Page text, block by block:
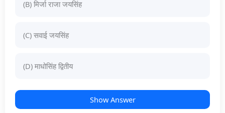
(B) मिर्जा राजा जयसिंह
(C) सवाई जयसिंह
(D) माधोसिंह द्वितीय
Show Answer